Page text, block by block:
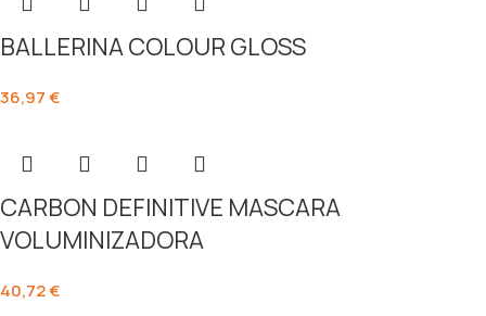
BALLERINA COLOUR GLOSS
36,97€
CARBON DEFINITIVE MASCARA
VOLUMINIZADORA
40,72€